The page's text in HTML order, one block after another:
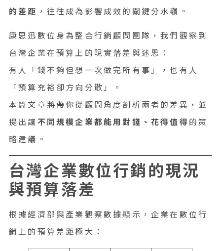
的差距 ，往往成為影響成效的關鍵分水嶺。
康思迅數位身為整合行銷顧問團隊，我們觀察到
台灣企業在預算上的現實落差與迷思：
有人「錢不夠但想一次做完所有事」，也有人
「預算充裕卻方向分散」。
本篇文章將帶你從顧問角度剖析兩者的差異，並
提出讓不同規模企業都能用對錢、花得值得的策
略建議。
台灣企業數位行銷的現況
與預算落差
根據經濟部與產業觀察數據顯示，企業在數位行
銷上的預算差距極大：